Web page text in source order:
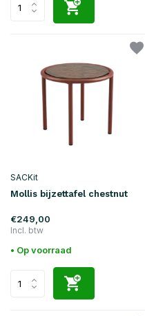
SACKit
Mollis bijzettafel chestnut
€249,00
Incl. btw
• Op voorraad